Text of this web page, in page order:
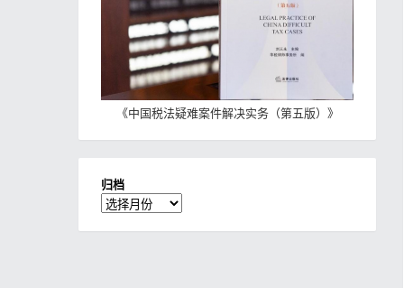
《中国税法疑难案件解决实务（第五版） 》
归档
归
档